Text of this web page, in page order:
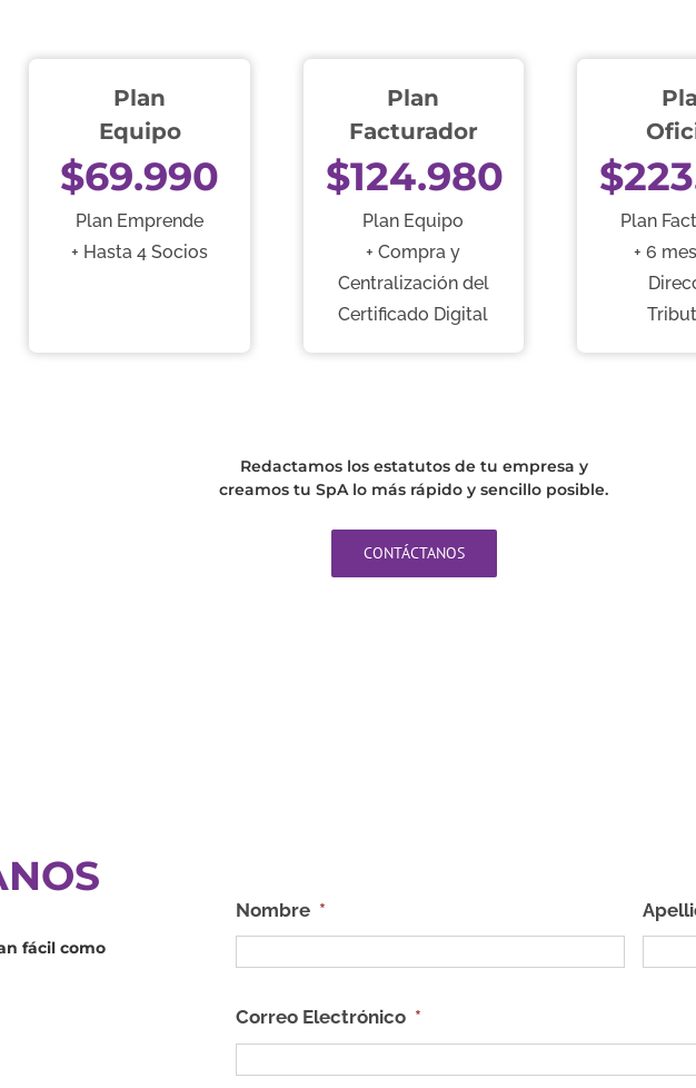
Plan
Equipo
$69.990
Plan Emprende
+ Hasta 4 Socios
Plan
Facturador
$124.980
Plan Equipo
+ Compra y
Centralización del
Certificado Digital
Plan
+ 6
Redactamos los estatutos de tu empresa y
creamos tu SpA lo más rápido y sencillo posible.
CONTÁCTANOS
fácil como
Nombre *
Correo Electrónico *